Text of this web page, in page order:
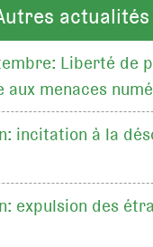
actualités
Liberté de
menaces
incitation à la
expulsion des